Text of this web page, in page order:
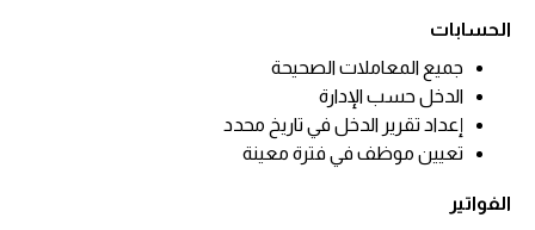
الحسابات
جميع المعاملات الصحيحة
الدخل حسب الإدارة
إعداد تقرير الدخل في تاريخ محدد
تعيين موظف في فترة معينة
الفواتير